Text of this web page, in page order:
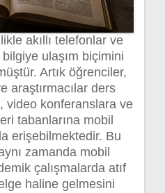
akıllı telefonlar ve
ulaşım biçimini
Artık öğrenciler,
araştırmacılar ders
video konferanslara ve
tabanlarına mobil
erişebilmektedir. Bu
zamanda mobil
çalışmalarda atıf
haline gelmesini